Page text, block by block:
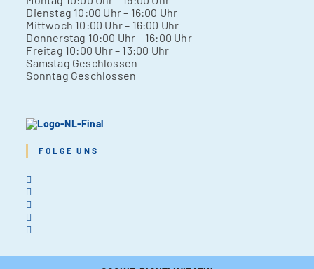
Diens­tag 10:00 Uhr – 16:00 Uhr
Mitt­woch 10:00 Uhr – 16:00 Uhr
Don­ners­tag 10:00 Uhr – 16:00 Uhr
Frei­tag 10:00 Uhr – 13:00 Uhr
Sams­tag Geschlos­sen
Sonn­tag Geschlos­sen
FOLGE UNS